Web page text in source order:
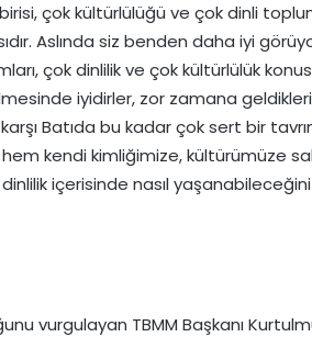
çok kültürlülüğü ve çok dinli
Aslında siz benden daha iyi
çok dinlilik ve çok kültürlülük
iyidirler, zor zamana
Batıda bu kadar çok sert bir
kendi kimliğimize, kültürümüze
içerisinde nasıl
vurgulayan TBMM Başkanı